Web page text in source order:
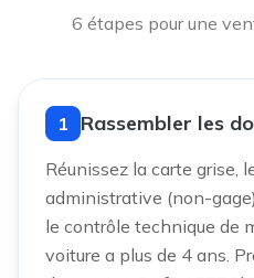
6 étapes pour une
1 Rassembler les
Réunissez la carte grise,
administrative (non-
le contrôle technique de
voiture a plus de 4 ans.